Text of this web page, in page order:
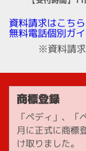
資料請求はこちら
無料電話個別ガイ
※資料請
商標登録
「ペディ」、
月に正式に商標
け取りました。